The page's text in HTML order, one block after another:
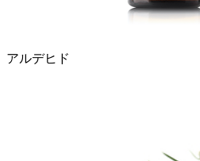
アルデヒド